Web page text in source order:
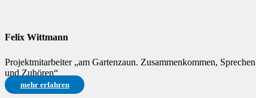
Felix Wittmann
Projektmitarbeiter „am Gartenzaun. Zusammenkommen, Sprechen
und Zuhören“
mehr erfahren